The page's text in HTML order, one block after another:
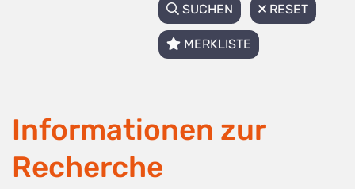
SUCHEN RESET
MERKLISTE
Informationen zur
Recherche